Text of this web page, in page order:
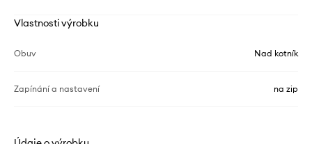
Vlastnosti výrobku
Obuv Nad kotník
Zapínání a nastavení na zip